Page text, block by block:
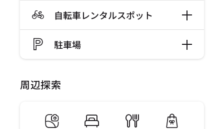
自転車レンタルスポット
駐車場
周辺探索